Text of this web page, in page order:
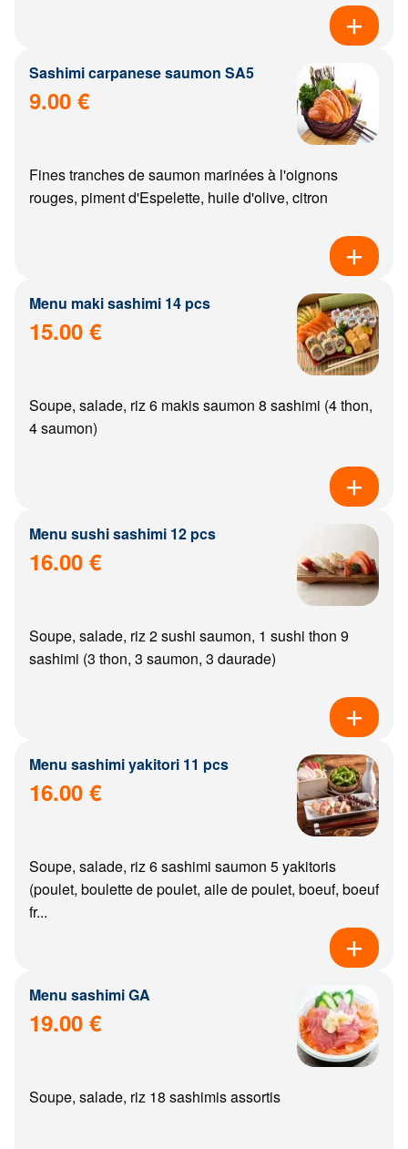
Sashimi carpanese saumon SA5
9.00 €
Fines tranches de saumon marinées à l'oignons
rouges, piment d'Espelette, huile d'olive, citron
Menu maki sashimi 14 pcs
15.00 €
Soupe, salade, riz 6 makis saumon 8 sashimi (4 thon,
4 saumon)
Menu sushi sashimi 12 pcs
16.00 €
Soupe, salade, riz 2 sushi saumon, 1 sushi thon 9
sashimi (3 thon, 3 saumon, 3 daurade)
Menu sashimi yakitori 11 pcs
16.00 €
Soupe, salade, riz 6 sashimi saumon 5 yakitoris
(poulet, boulette de poulet, aile de poulet, boeuf, boeuf
fr...
Menu sashimi GA
19.00 €
Soupe, salade, riz 18 sashimis assortis